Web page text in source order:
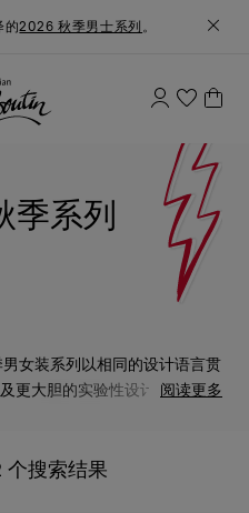
的2026 秋季男士系列 。
季系列
女装系列以相同的设计语言贯
更大胆的实验性设计。精致的
阅读更多
个搜索结果